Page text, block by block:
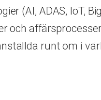
(AI, ADAS, IoT,
och
runt om i